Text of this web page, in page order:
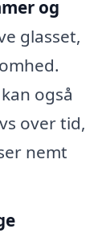
og
glasset,
også
over tid,
nemt